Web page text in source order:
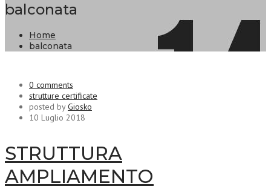
balconata
Home
balconata
0 comments
strutture certificate
posted byGiosko
10 Luglio 2018
STRUTTURA
AMPLIAMENTO